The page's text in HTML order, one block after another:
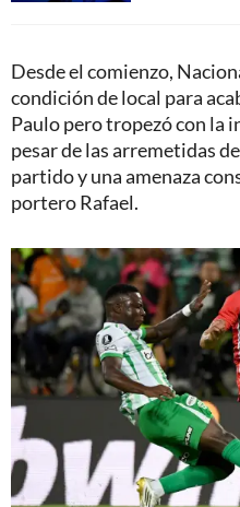
Desde el comienzo,
condición de local para
Paulo pero tropezó con la
pesar de las arremetidas
partido y una amenaza
portero Rafael.